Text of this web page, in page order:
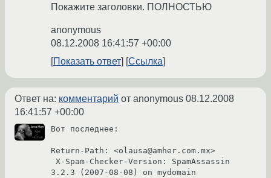
Покажите заголовки. ПОЛНОСТЬЮ
anonymous
08.12.2008 16:41:57 +00:00
Показать ответ
Ссылка
Ответ на: комментарий от anonymous 08.12.2008
16:41:57 +00:00
Вот последнее:
Return-Path: <olausa@amher.com.mx>
3.2.3 (2007-08-08) on mydomain